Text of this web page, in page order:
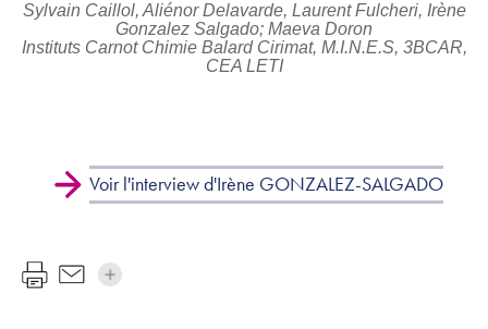
Sylvain Caillol, Aliénor Delavarde, Laurent Fulcheri, Irène
Gonzalez Salgado; Maeva Doron
Instituts Carnot Chimie Balard Cirimat, M.I.N.E.S, 3BCAR,
CEA LETI
Voir l'interview d'Irène GONZALEZ-SALGADO